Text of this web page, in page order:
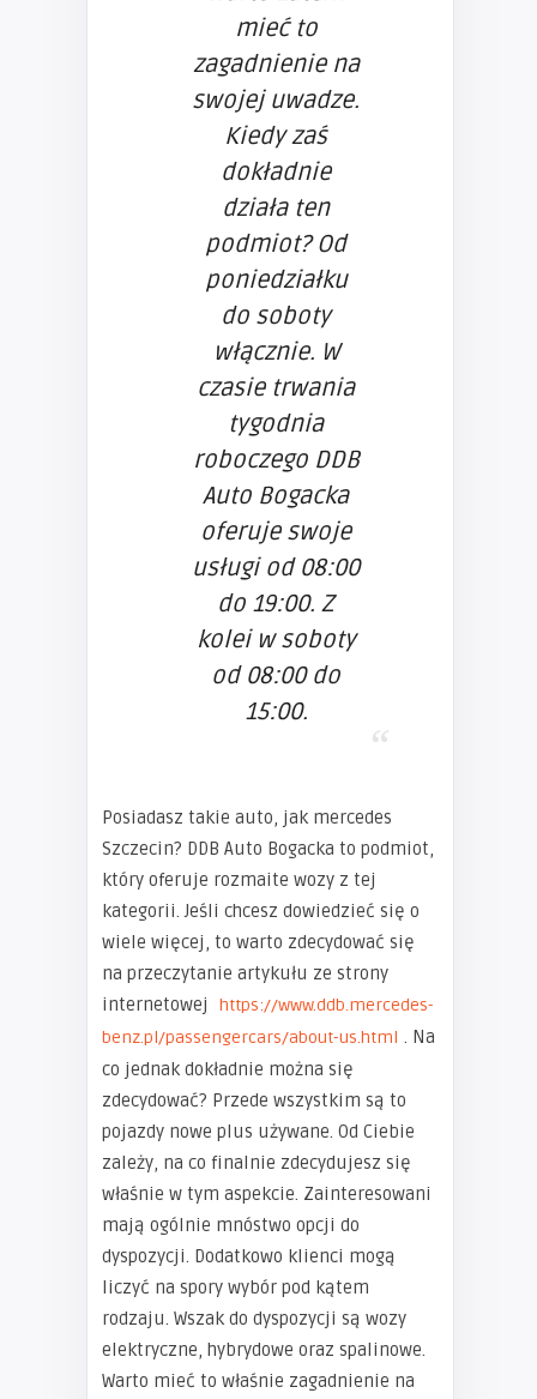
mieć to
zagadnienie na
swojej uwadze.
Kiedy zaś
dokładnie
działa ten
podmiot? Od
poniedziałku
do soboty
włącznie. W
czasie trwania
tygodnia
roboczego DDB
Auto Bogacka
oferuje swoje
usługi od 08:00
do 19:00. Z
kolei w soboty
od 08:00 do
15:00.
Posiadasz takie auto, jak mercedes
Szczecin? DDB Auto Bogacka to podmiot,
który oferuje rozmaite wozy z tej
kategorii. Jeśli chcesz dowiedzieć się o
wiele więcej, to warto zdecydować się
na przeczytanie artykułu ze strony
internetowej
https://www.ddb.mercedes-
benz.pl/passengercars/about-us.html
. Na
co jednak dokładnie można się
zdecydować? Przede wszystkim są to
pojazdy nowe plus używane. Od Ciebie
zależy, na co finalnie zdecydujesz się
właśnie w tym aspekcie. Zainteresowani
mają ogólnie mnóstwo opcji do
dyspozycji. Dodatkowo klienci mogą
liczyć na spory wybór pod kątem
rodzaju. Wszak do dyspozycji są wozy
elektryczne, hybrydowe oraz spalinowe.
Warto mieć to właśnie zagadnienie na